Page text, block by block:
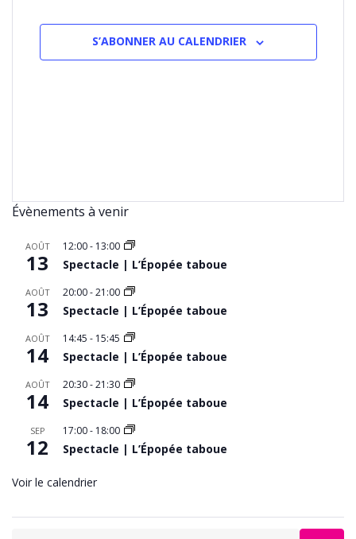
S’ABONNER AU CALENDRIER
Évènements à venir
AOÛT
13
12:00- 13:00
Spectacle | L’Épopée taboue
AOÛT
13
20:00-21:00
Spectacle | L’Épopée taboue
AOÛT
14
14:45 - 15:45
Spectacle | L’Épopée taboue
AOÛT
14
20:30-21:30
Spectacle | L’Épopée taboue
SEP
12
17:00- 18:00
Spectacle | L’Épopée taboue
Voir le calendrier